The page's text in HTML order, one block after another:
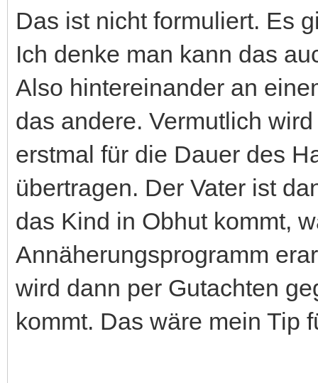
Das ist nicht formuliert. Es
Ich denke man kann das
Also hintereinander an
das andere. Vermutlich
erstmal für die Dauer des
übertragen. Der Vater ist
das Kind in Obhut kommt,
Annäherungsprogramm
wird dann per Gutachten
kommt. Das wäre mein Tip